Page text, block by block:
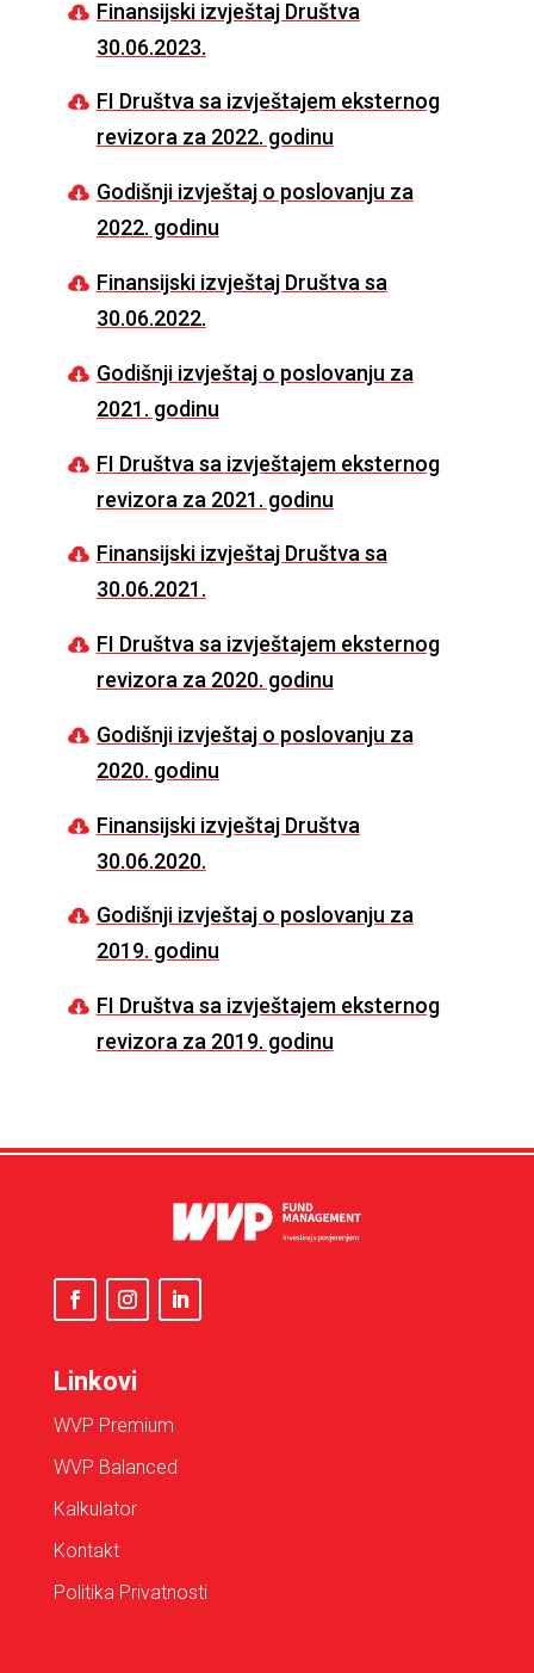
Finansijski izvještaj Društva
30.06.2023.
FI Društva sa izvještajem eksternog
revizora za 2022. godinu
Godišnji izvještaj o poslovanju za
2022. godinu
Finansijski izvještaj Društva sa
30.06.2022.
Godišnji izvještaj o poslovanju za
2021. godinu
FI Društva sa izvještajem eksternog
revizora za 2021. godinu
Finansijski izvještaj Društva sa
30.06.2021.
FI Društva sa izvještajem eksternog
revizora za 2020. godinu
Godišnji izvještaj o poslovanju za
2020. godinu
Finansijski izvještaj Društva
30.06.2020.
Godišnji izvještaj o poslovanju za
2019. godinu
FI Društva sa izvještajem eksternog
revizora za 2019. godinu
Linkovi
WVP Premium
WVP Balanced
Kalkulator
Kontakt
Politika Privatnosti